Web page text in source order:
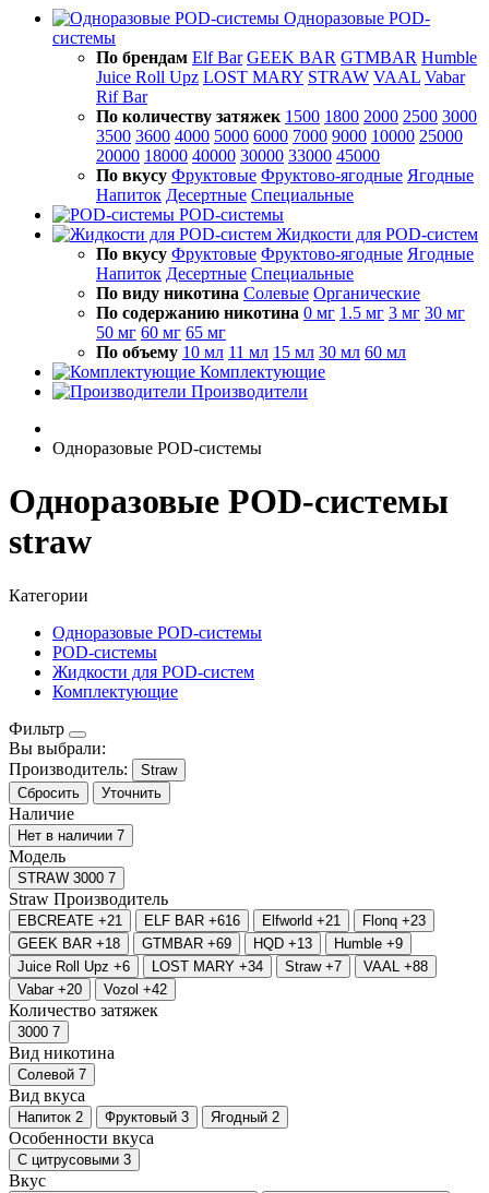
Одноразовые POD-
системы
По брендам Elf Bar GEEK BAR GTMBAR Humble
Juice Roll Upz LOST MARY STRAW VAAL Vabar
Rif Bar
По количеству затяжек 1500 1800 2000 2500 3000
3500 3600 4000 5000 6000 7000 9000 10000 25000
20000 18000 40000 30000 33000 45000
По вкусу Фруктовые Фруктово-ягодные Ягодные
Напиток Десертные Специальные
POD-системы
Жидкости для POD-систем
По вкусу Фруктовые Фруктово-ягодные Ягодные
Напиток Десертные Специальные
По виду никотина Солевые Органические
По содержанию никотина 0 мг 1.5 мг 3 мг 30 мг
50 мг 60 мг 65 мг
По объему 10 мл 11 мл 15 мл 30 мл 60 мл
Комплектующие
Производители
Одноразовые POD-системы
Одноразовые POD-системы
straw
Категории
Одноразовые POD-системы
POD-системы
Жидкости для POD-систем
Комплектующие
Фильтр
Вы выбрали:
Производитель:
Straw
Сбросить
Уточнить
Наличие
Нет в наличии 7
Модель
STRAW 3000 7
Straw Производитель
EBCREATE +21 ELF BAR +616 Elfworld +21 Flonq +23
GEEK BAR +18 GTMBAR +69 HQD +13 Humble +9
Juice Roll Upz +6 LOST MARY +34 Straw +7 VAAL
+88
Vabar +20 Vozol +42
Количество затяжек
3000 7
Вид никотина
Солевой 7
Вид вкуса
Напиток 2 Фруктовый 3 Ягодный 2
Особенности вкуса
С цитрусовыми 3
Вкус